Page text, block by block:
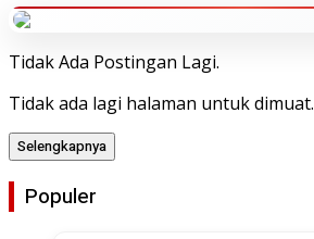
Tidak Ada Postingan Lagi.
Tidak ada lagi halaman untuk dimuat.
Selengkapnya
Populer